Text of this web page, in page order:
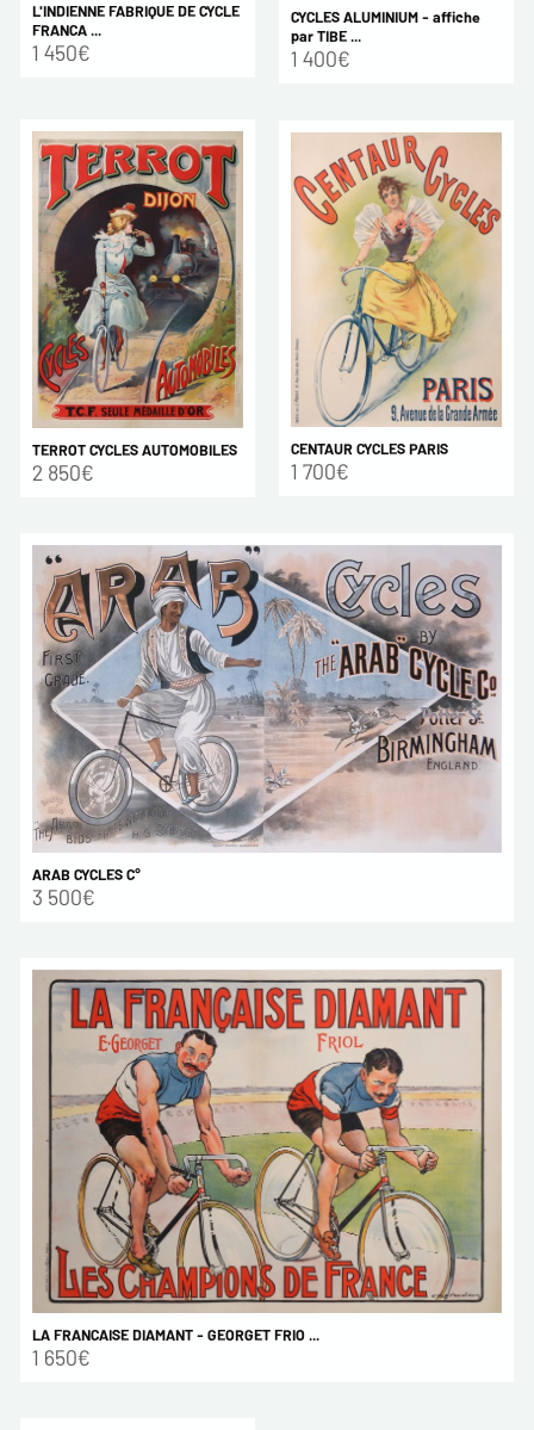
L'INDIENNE FABRIQUE DE CYCLE
FRANCA ...
1 450€
CYCLES ALUMINIUM - affiche
par TIBE ...
1 400€
TERROT CYCLES AUTOMOBILES
2 850€
CENTAUR CYCLES PARIS
1 700€
ARAB CYCLES C°
3 500€
LA FRANCAISE DIAMANT - GEORGET FRIO ...
1 650€